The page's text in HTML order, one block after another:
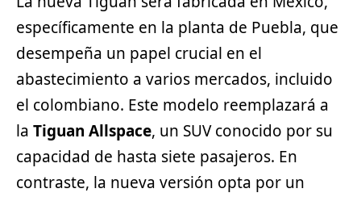
específicamente en la planta de Puebla, que
desempeña un papel crucial en el
abastecimiento a varios mercados, incluido
el colombiano. Este modelo reemplazará a
la Tiguan Allspace, un SUVconocido por su
capacidad de hasta siete pasajeros. En
contraste, la nueva versión opta por un